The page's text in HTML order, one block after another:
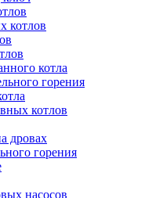
котлов
котла
горения
котлов
дровах
горения
насосов